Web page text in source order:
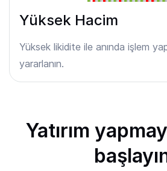
Yüksek Hacim
Yüksek likidite ile anında işlem
yararlanın.
Yatırım